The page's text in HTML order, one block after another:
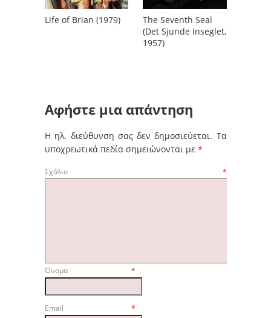
Life of Brian (1979)
The Seventh Seal
(Det Sjunde Inseglet,
1957)
Αφήστε μια απάντηση
Η ηλ. διεύθυνση σας δεν δημοσιεύεται. Τα
υποχρεωτικά πεδία σημειώνονται με *
Σχόλιο *
Όνομα*
Email*